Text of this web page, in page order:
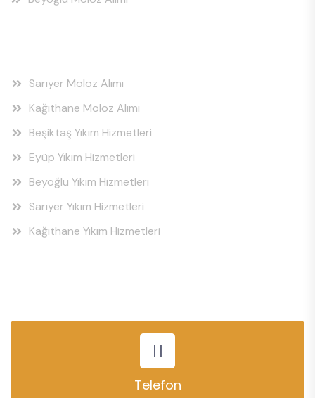
Sarıyer Moloz Alımı
Kağıthane Moloz Alımı
Beşiktaş Yıkım Hizmetleri
Eyüp Yıkım Hizmetleri
Beyoğlu Yıkım Hizmetleri
Sarıyer Yıkım Hizmetleri
Kağıthane Yıkım Hizmetleri
Telefon